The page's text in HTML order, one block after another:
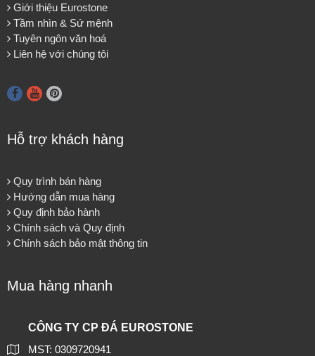
Giới thiệu Eurostone
Tầm nhìn & Sứ mệnh
Tuyên ngôn văn hoá
Liên hệ với chúng tôi
Hỗ trợ khách hàng
Quy trình bán hàng
Hướng dẫn mua hàng
Quy định bảo hành
Chính sách và Quy định
Chính sách bảo mật thông tin
Mua hàng nhanh
CÔNG TY CP ĐÁ EUROSTONE
MST: 0309720941